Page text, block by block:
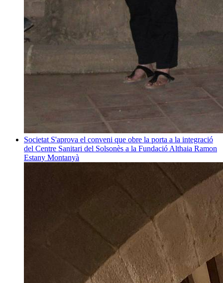
Societat S'aprova el conveni que obre la porta a la integració
del Centre Sanitari del Solsonès a la Fundació Althaia Ramon
Estany Montanyà